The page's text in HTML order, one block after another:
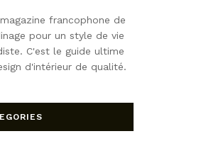
francophone de
pour un style de vie
C'est le guide ultime
d'intérieur de qualité.